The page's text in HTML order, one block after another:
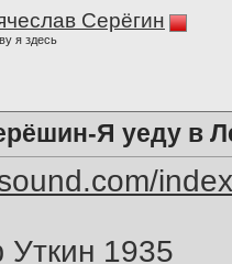
Серёгин
я здесь
Я уеду в
1935